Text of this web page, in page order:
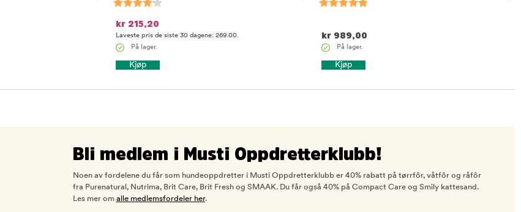
kr 215,20
Laveste pris de siste 30 dagene: 269.00.
På lager.
Kjøp
kr 989,00
På lager.
Kjøp
Bli medlem i Musti Oppdretterklubb!
Noen av fordelene du får som hundeoppdretter i Musti Oppdretterklubb er 40% rabatt på tørrfôr, våtfôr og råfôr
fra Purenatural, Nutrima, Brit Care, Brit Fresh og SMAAK. Du får også 40% på Compact Care og Smily kattesand.
Les mer om alle medlemsfordeler her.